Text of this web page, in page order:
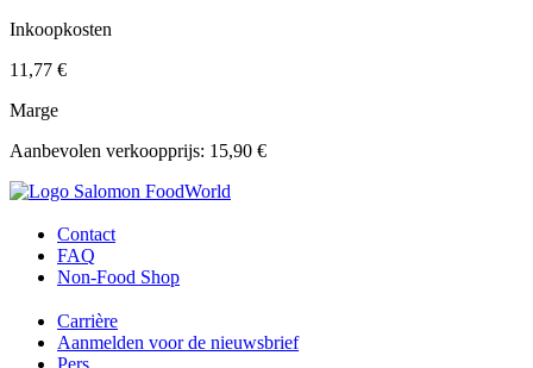
Inkoopkosten
11,77 €
Marge
Aanbevolen verkoopprijs: 15,90 €
Contact
FAQ
Non-Food Shop
Carrière
Aanmelden voor de nieuwsbrief